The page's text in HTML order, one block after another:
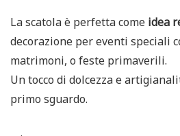
La scatola è perfetta come idea
decorazione per eventi speciali
matrimoni, o feste primaverili.
Un tocco di dolcezza e
primo sguardo.